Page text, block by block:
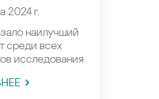
2024 г.
наилучший
среди всех
исследования